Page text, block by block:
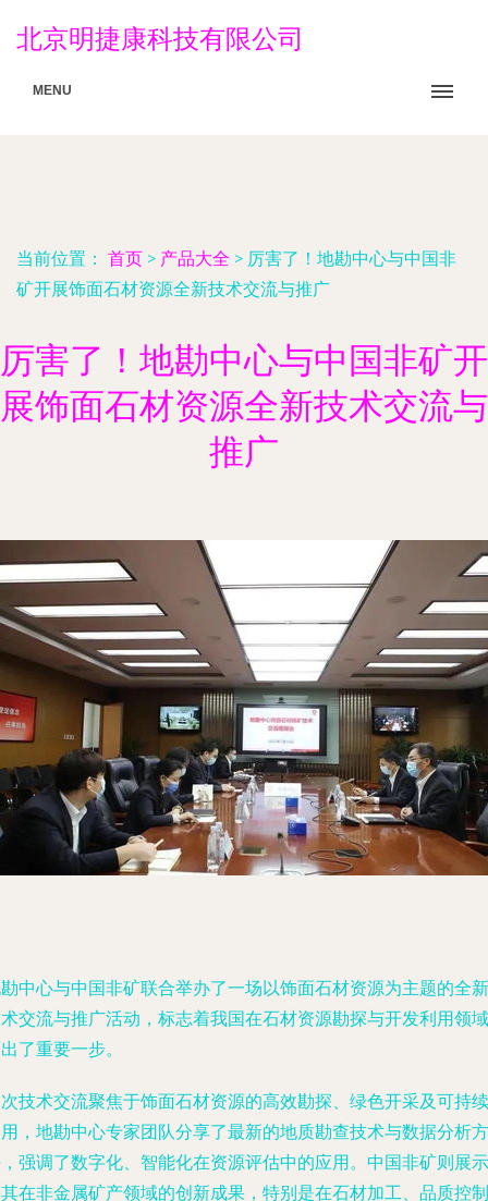
北京明捷康科技有限公司
MENU
当前位置： 首页 > 产品大全 > 厉害了！地勘中心与中国非
矿开展饰面石材资源全新技术交流与推广
厉害了！地勘中心与中国非矿开
展饰面石材资源全新技术交流与
推广
中心与中国非矿联合举办了一场以饰面石材资源为主题的全新
交流与推广活动，标志着我国在石材资源勘探与开发利用领域
了重要一步。
技术交流聚焦于饰面石材资源的高效勘探、绿色开采及可持续
，地勘中心专家团队分享了最新的地质勘查技术与数据分析方
强调了数字化、智能化在资源评估中的应用。中国非矿则展示
在非金属矿产领域的创新成果，特别是在石材加工、品质控制